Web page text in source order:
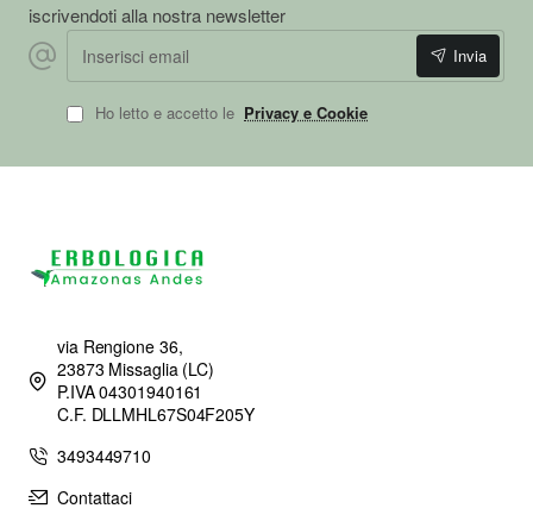
iscrivendoti alla nostra newsletter
Inserisci email
Invia
Ho letto e accetto le Privacy e Cookie
via Rengione 36,
23873 Missaglia (LC)
P.IVA 04301940161
C.F. DLLMHL67S04F205Y
3493449710
Contattaci